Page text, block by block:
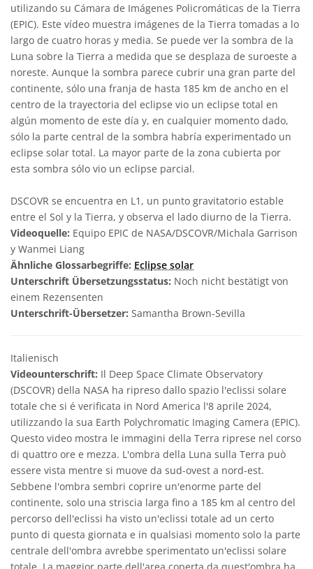
utilizando su Cámara de Imágenes Policromáticas de la Tierra
(EPIC). Este vídeo muestra imágenes de la Tierra tomadas a lo
largo de cuatro horas y media. Se puede ver la sombra de la
Luna sobre la Tierra a medida que se desplaza de suroeste a
noreste. Aunque la sombra parece cubrir una gran parte del
continente, sólo una franja de hasta 185 km de ancho en el
centro de la trayectoria del eclipse vio un eclipse total en
algún momento de este día y, en cualquier momento dado,
sólo la parte central de la sombra habría experimentado un
eclipse solar total. La mayor parte de la zona cubierta por
esta sombra sólo vio un eclipse parcial.
DSCOVR se encuentra en L1, un punto gravitatorio estable
entre el Sol y la Tierra, y observa el lado diurno de la Tierra.
Videoquelle: Equipo EPIC de NASA/DSCOVR/Michala Garrison
y Wanmei Liang
Ähnliche Glossarbegriffe: Eclipse solar
Unterschrift Übersetzungsstatus: Noch nicht bestätigt von
einem Rezensenten
Unterschrift-Übersetzer: Samantha Brown-Sevilla
Italienisch
Videounterschrift: Il Deep Space Climate Observatory
(DSCOVR) della NASA ha ripreso dallo spazio l'eclissi solare
totale che si é verificata in Nord America l'8 aprile 2024,
utilizzando la sua Earth Polychromatic Imaging Camera (EPIC).
Questo video mostra le immagini della Terra riprese nel corso
di quattro ore e mezza. L'ombra della Luna sulla Terra può
essere vista mentre si muove da sud-ovest a nord-est.
Sebbene l'ombra sembri coprire un'enorme parte del
continente, solo una striscia larga fino a 185 km al centro del
percorso dell'eclissi ha visto un'eclissi totale ad un certo
punto di questa giornata e in qualsiasi momento solo la parte
centrale dell'ombra avrebbe sperimentato un'eclissi solare